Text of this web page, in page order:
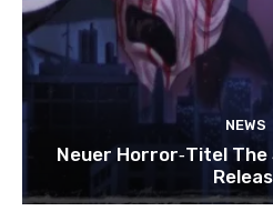
NEWS
Neuer Horror‑Titel